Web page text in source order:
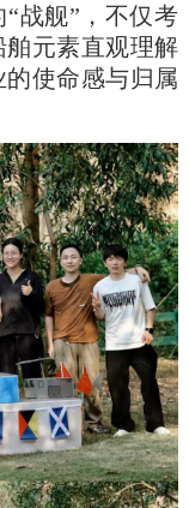
战舰”，不仅考
元素直观理解
使命感与归属